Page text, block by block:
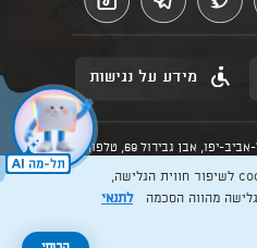
מידע על נגישות
כל הזכויות שמורות לעיריית תל-אביב-יפו, אבן גבירול 69, טלפון:
הדין הרלוונטיות כפי שתהיינה
מעת לעת
Created by:
אנו משתמשים בקבצי cookies לשיפור חווית הגלישה,
גלישה מהווה הסכמהלתנאי